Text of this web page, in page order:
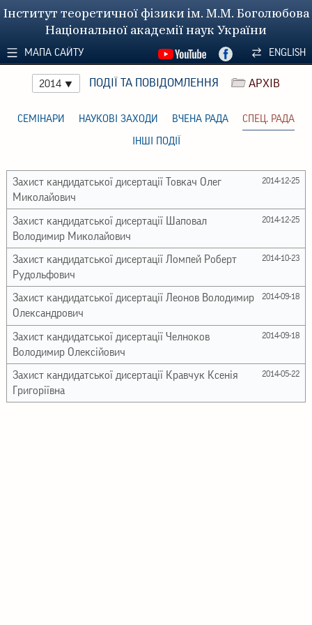
Інститут теоретичної фізики ім. М.М. Боголюбова
Національної академії наук України
МАПА САЙТУ ENGLISH
2014 ПОДІЇ ТА ПОВІДОМЛЕННЯ АРХІВ
СЕМІНАРИ НАУКОВІ ЗАХОДИ ВЧЕНА РАДА СПЕЦ. РАДА
ІНШІ ПОДІЇ
2014-12-25
Захист кандидатської дисертації Товкач Олег
Миколайович
2014-12-25
Захист кандидатської дисертації Шаповал
Володимир Миколайович
2014-10-23
Захист кандидатської дисертації Ломпей Роберт
Рудольфович
2014-09-18
Захист кандидатської дисертації Леонов Володимир
Олександрович
2014-09-18
Захист кандидатської дисертації Челноков
Володимир Олексійович
2014-05-22
Захист кандидатської дисертації Кравчук Ксенія
Григоріївна